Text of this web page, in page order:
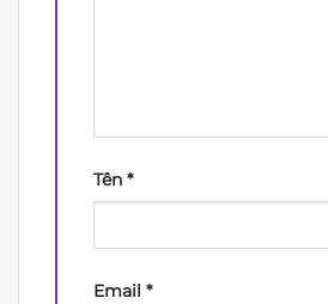
Tên *
Email *